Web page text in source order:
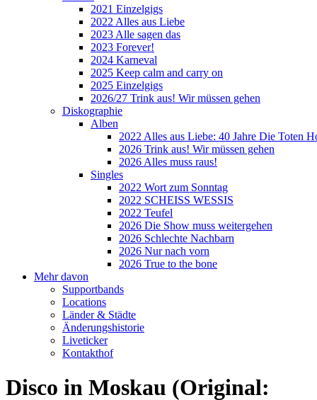
2021 Einzelgigs
2022 Alles aus Liebe
2023 Alle sagen das
2023 Forever!
2024 Karneval
2025 Keep calm and carry on
2025 Einzelgigs
2026/27 Trink aus! Wir müssen gehen
Diskographie
Alben
2022 Alles aus Liebe: 40 Jahre Die Toten
2026 Trink aus! Wir müssen gehen
2026 Alles muss raus!
Singles
2022 Wort zum Sonntag
2022 SCHEISS WESSIS
2022 Teufel
2026 Die Show muss weitergehen
2026 Schlechte Nachbarn
2026 Nur nach vorn
2026 True to the bone
Mehr davon
Supportbands
Locations
Länder & Städte
Änderungshistorie
Liveticker
Kontakthof
Disco in Moskau (Original: